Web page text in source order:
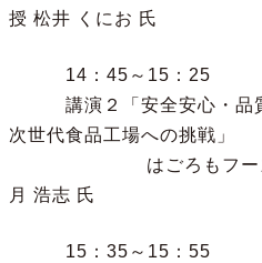
授 松井 くにお 氏
14：45～15：25
講演２「安全安心・品質
次世代食品工場への挑戦」
はごろもフーズ株式
月 浩志 氏
15：35～15：55